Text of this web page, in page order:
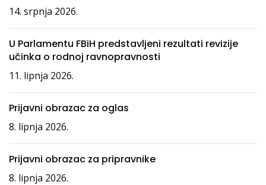
14. srpnja 2026.
U Parlamentu FBiH predstavljeni rezultati revizije
učinka o rodnoj ravnopravnosti
11. lipnja 2026.
Prijavni obrazac za oglas
8. lipnja 2026.
Prijavni obrazac za pripravnike
8. lipnja 2026.